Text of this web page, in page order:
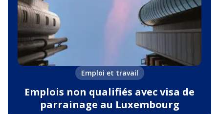
Emploi et travail
Emplois non qualifiés avec visa de
parrainage au Luxembourg